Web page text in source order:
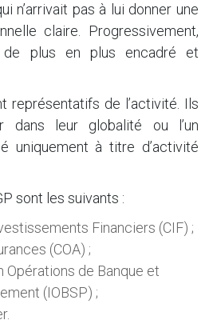
n’arrivait pas à lui donner une
claire. Progressivement,
plus en plus encadré et
représentatifs de l’activité. Ils
dans leur globalité ou l’un
uniquement à titre d’activité
sont les suivants :
Financiers (CIF) ;
(COA) ;
Opérations de Banque et
(IOBSP) ;